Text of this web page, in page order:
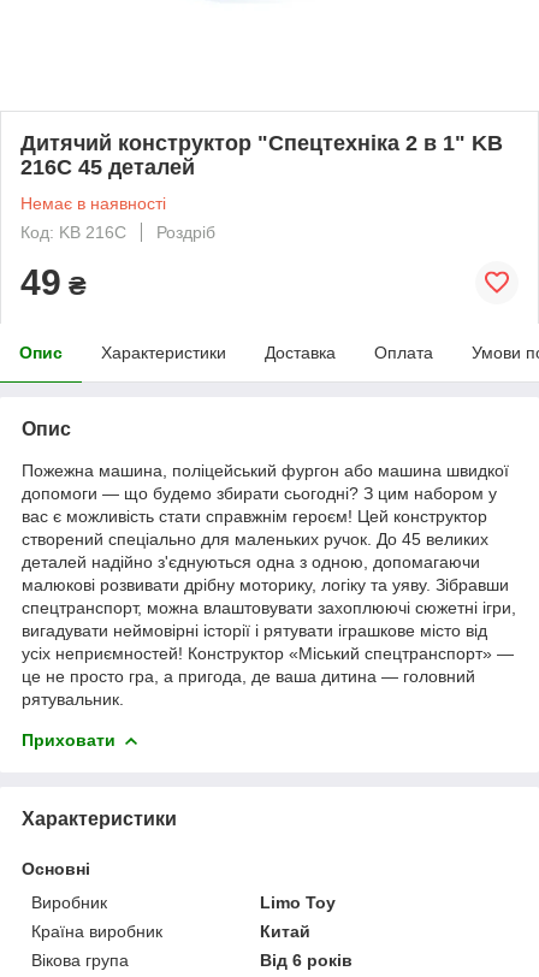
Дитячий конструктор "Спецтехніка 2 в 1" KB
216C 45 деталей
Немає в наявності
Код: KB 216C
Роздріб
49 ₴
Опис Характеристики Доставка Оплата Умови
Опис
Пожежна машина, поліцейський фургон або машина швидкої
допомоги — що будемо збирати сьогодні? З цим набором у
вас є можливість стати справжнім героєм! Цей конструктор
створений спеціально для маленьких ручок. До 45 великих
деталей надійно з'єднуються одна з одною, допомагаючи
малюкові розвивати дрібну моторику, логіку та уяву. Зібравши
спецтранспорт, можна влаштовувати захоплюючі сюжетні ігри,
вигадувати неймовірні історії і рятувати іграшкове місто від
усіх неприємностей! Конструктор «Міський спецтранспорт» —
це не просто гра, а пригода, де ваша дитина — головний
рятувальник.
Приховати
Характеристики
Основні
Виробник
Limo Toy
Країна виробник
Китай
Вікова група
Від 6 років